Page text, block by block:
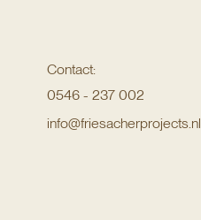
Contact:
0546 - 237 002
info@friesacherprojects.nl